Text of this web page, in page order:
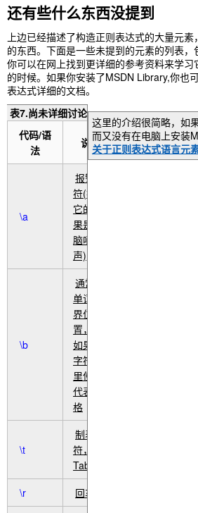
还有些什么东西没提到
上边已经描述了构造正则表达式的大量元
的东西。下面是一些未提到的元素的列表，
你可以在网上找到更详细的参考资料来学
的时候。如果你安装了MSDN Library,你也
表达式详细的文档。
这里的介绍很简略，如
而又没有在电脑上安装
关于正则表达式语言元
表7.尚未详细讨论的语法
代码/语
法
说明
\a
报警字
符(打印
它的效
果是电
脑嘀一
声)
\b
通常是
单词分
界位
置，但
如果在
字符类
里使用
代表退
格
\t
制表
符，
Tab
\r
回车